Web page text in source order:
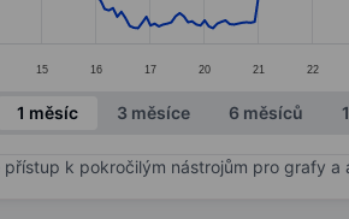
15 16 17 20 21 22
1 měsíc 3 měsíce 6 měsíců
přístup k pokročilým nástrojům pro grafy a